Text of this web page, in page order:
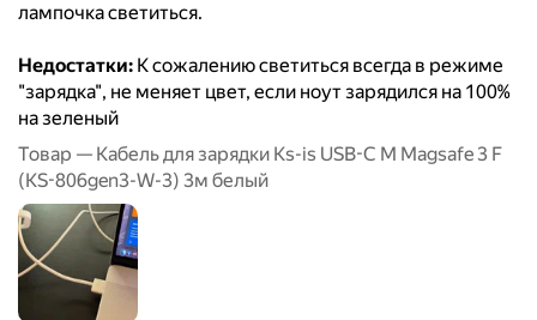
лампочка светиться.
Недостатки: К сожалению светиться всегда в режиме
"зарядка", не меняет цвет, если ноут зарядился на 100%
на зеленый
Товар — Кабель для зарядки Ks-is USB-C M Magsafe 3 F
(KS-806gen3-W-3) 3м белый